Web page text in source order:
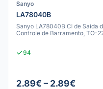
Sanyo
LA78040B
Sanyo LA78040B CI de Saída
Controle de Barramento, TO-
94
2.89€ – 2.89€